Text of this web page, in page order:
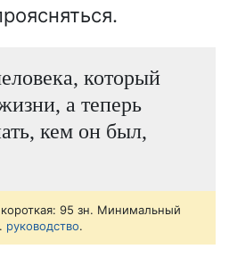
который
а теперь
кем он был,
95 зн. Минимальный
руководство.